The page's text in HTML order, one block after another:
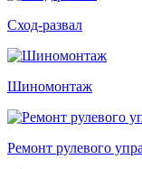
Сход-развал
Шиномонтаж
Ремонт рулевого